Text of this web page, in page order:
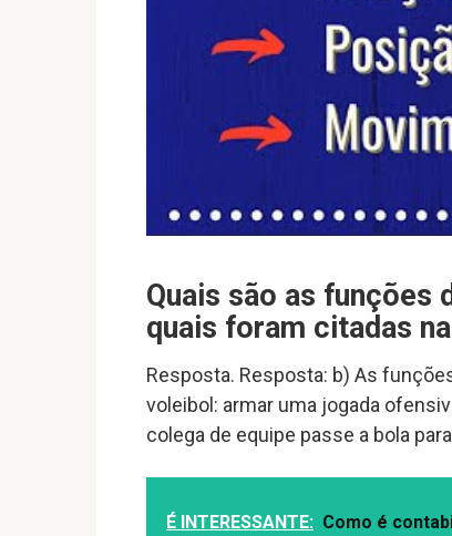
Quais são as funções
quais foram citadas
Resposta. Resposta: b) As
voleibol: armar uma jogada
colega de equipe passe a bola
É INTERESSANTE: Como é